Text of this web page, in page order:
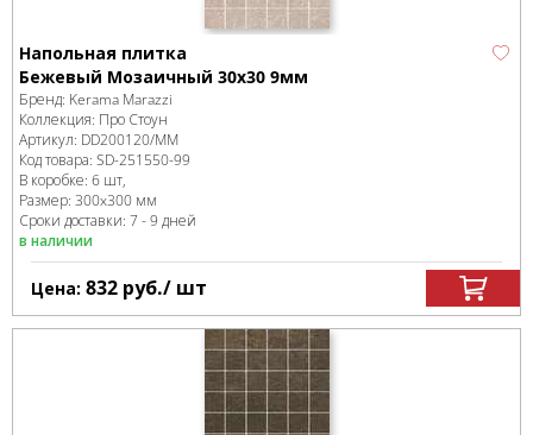
Напольная плитка
Бежевый Мозаичный 30x30 9мм
Бренд: Kerama Marazzi
Коллекция: Про Стоун
Артикул: DD200120/MM
Код товара: SD-251550-99
В коробке: 6 шт,
Размер: 300x300 мм
Сроки доставки: 7 - 9 дней
в наличии
Цена: 832 руб./ шт